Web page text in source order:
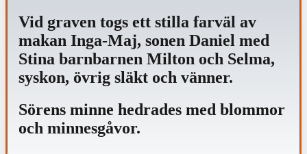
Vid graven togs ett stilla farväl av
makan Inga-Maj, sonen Daniel med
Stina barnbarnen Milton och Selma,
syskon, övrig släkt och vänner.
Sörens minne hedrades med blommor
och minnesgåvor.